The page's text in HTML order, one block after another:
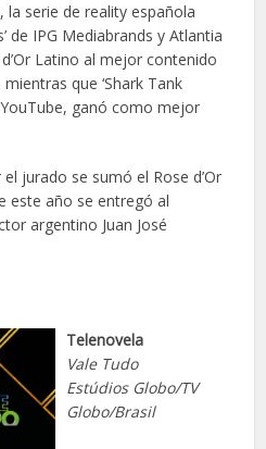
la serie de reality española
de IPG Mediabrands y Atlantia
Latino al mejor contenido
que ‘Shark Tank
ganó como mejor
jurado se sumó el Rose d’Or
este año se entregó al
argentino Juan José
Telenovela
Vale Tudo
Estúdios Globo/TV
Globo/Brasil